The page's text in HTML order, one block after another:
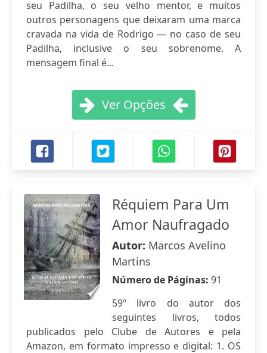
seu Padilha, o seu velho mentor, e muitos
outros personagens que deixaram uma marca
cravada na vida de Rodrigo — no caso de seu
Padilha, inclusive o seu sobrenome. A
mensagem final é...
Ver Opções
Réquiem Para Um
Amor Naufragado
Autor: Marcos Avelino
Martins
Número de Páginas: 91
59º livro do autor dos
seguintes livros, todos
publicados pelo Clube de Autores e pela
Amazon, em formato impresso e digital: 1. OS